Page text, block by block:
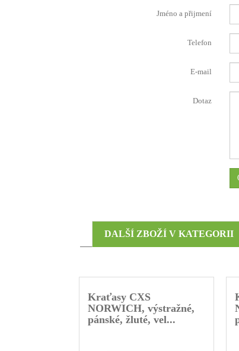
Jméno a přijmení
Telefon
E-mail
Dotaz
DALŠÍ ZBOŽÍ V KATEGORII
Kraťasy CXS
NORWICH, výstražné,
pánské, žluté, vel...